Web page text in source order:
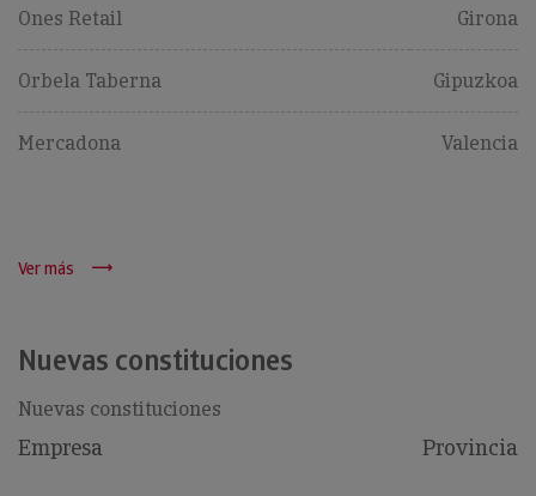
Ones Retail Girona
Orbela Taberna Gipuzkoa
Mercadona Valencia
Ver más
Nuevas constituciones
Nuevas constituciones
Empresa Provincia